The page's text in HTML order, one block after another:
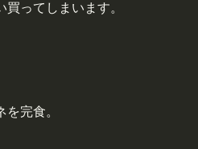
ってしまいます。
完食。